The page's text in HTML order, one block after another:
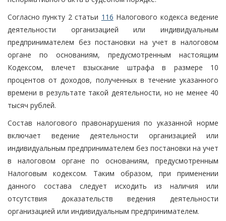
Согласно пункту 2 статьи 116 Налогового кодекса ведение
деятельности организацией или индивидуальным
предпринимателем без постановки на учет в налоговом
органе по основаниям, предусмотренным настоящим
Кодексом, влечет взыскание штрафа в размере 10
процентов от доходов, полученных в течение указанного
времени в результате такой деятельности, но не менее 40
тысяч рублей.
Состав налогового правонарушения по указанной норме
включает ведение деятельности организацией или
индивидуальным предпринимателем без постановки на учет
в налоговом органе по основаниям, предусмотренным
Налоговым кодексом. Таким образом, при применении
данного состава следует исходить из наличия или
отсутствия доказательств ведения деятельности
организацией или индивидуальным предпринимателем.